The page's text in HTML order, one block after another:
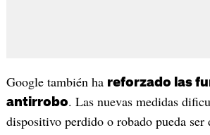
Google también ha reforzado las
antirrobo. Las nuevas medidas
dispositivo perdido o robado pueda ser